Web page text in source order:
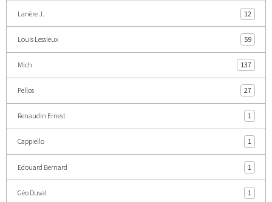
Lanère J. 12
Louis Lessieux 59
Mich 137
Pellos 27
Renaudin Ernest 1
Cappiello 1
Edouard Bernard 1
Géo Duval 1